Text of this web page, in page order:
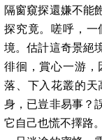
隔窗窺探還嫌不能
探究竟。嗟呼，一
境。估計這奇景絕
徘徊，賞心一游，
落、下入花叢的天
身，已豈非易事？
它自己也慌不擇路